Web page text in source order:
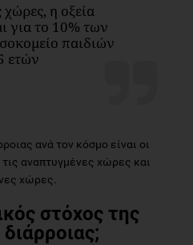
η οξεία
για το 10% των
παιδιών
ετών
ανά τον κόσμο είναι οι
αναπτυγμένες χώρες και
χώρες.
στόχος της